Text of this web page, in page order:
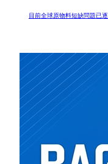
目前全球原物料短缺問題已